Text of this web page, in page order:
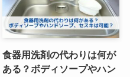
食器用洗剤の代わりは何が
ある？ボディソープやハン